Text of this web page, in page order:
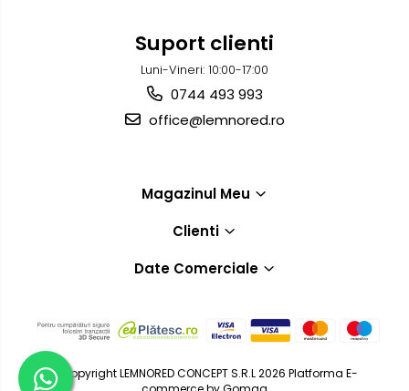
Suport clienti
Luni-Vineri: 10:00-17:00
0744 493 993
office@lemnored.ro
Magazinul Meu
Clienti
Date Comerciale
©Copyright LEMNORED CONCEPT S.R.L 2026 Platforma E-